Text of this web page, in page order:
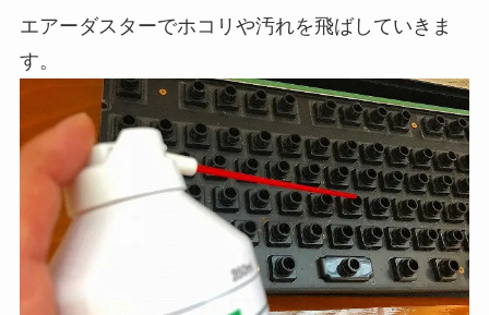
エアーダスターでホコリや汚れを飛ばしていきま
す。